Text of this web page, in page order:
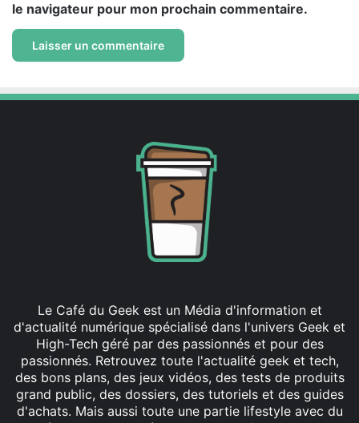
le navigateur pour mon prochain commentaire.
Le Café du Geek est un Média d'information et
d'actualité numérique spécialisé dans l'univers Geek et
High-Tech géré par des passionnés et pour des
passionnés. Retrouvez toute l'actualité geek et tech,
des bons plans, des jeux vidéos, des tests de produits
grand public, des dossiers, des tutoriels et des guides
d'achats. Mais aussi toute une partie lifestyle avec du